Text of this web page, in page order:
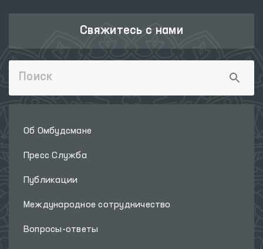
Свяжитесь с нами
Об Омбудсмане
Пресс Служба
Публикации
Международное сотрудничество
Вопросы-ответы